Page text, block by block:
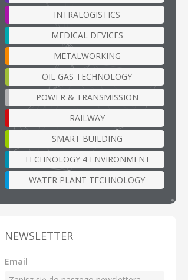
INTRALOGISTICS
MEDICAL DEVICES
METALWORKING
OIL GAS TECHNOLOGY
POWER & TRANSMISSION
RAILWAY
SMART BUILDING
TECHNOLOGY 4 ENVIRONMENT
WATER PLANT TECHNOLOGY
NEWSLETTER
Email